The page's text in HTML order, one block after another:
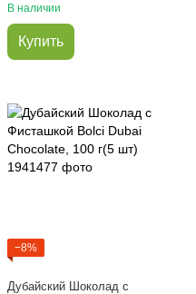
В наличии
Купить
−8%
Дубайский Шоколад с